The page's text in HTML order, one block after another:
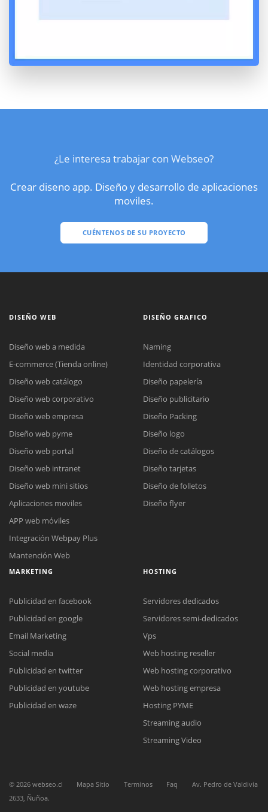
¿Le interesa trabajar con Webseo?
Crear diseno app. Diseño y desarrollo de aplicaciones
moviles.
CUÉNTENOS DE SU PROYECTO
Reunión online
Nuestros ejecutivos le enviarán un correo electrónico con el enlace a
Meet para la reunión online.
Cotización
Chat Online
Todos nuestros ejecutivos están fuera de línea. Complete el formulario
DISEÑO WEB
Diseño web a medida
E-commerce (Tienda online)
Diseño web catálogo
Diseño web corporativo
Diseño web empresa
Diseño web pyme
Diseño web portal
Diseño web intranet
Diseño web mini sitios
Aplicaciones moviles
APP web móviles
Integración Webpay Plus
Mantención Web
DISEÑO GRAFICO
Naming
Identidad corporativa
Diseño papelería
Diseño publicitario
Diseño Packing
Diseño logo
Diseño de catálogos
Diseño tarjetas
Diseño de folletos
Diseño flyer
MARKETING
Publicidad en facebook
Publicidad en google
Email Marketing
Social media
Publicidad en twitter
Publicidad en youtube
Publicidad en waze
HOSTING
Servidores dedicados
Servidores semi-dedicados
Vps
Web hosting reseller
Web hosting corporativo
Web hosting empresa
Hosting PYME
Streaming audio
Streaming Video
© 2026 webseo.cl Mapa Sitio Terminos Faq
Av. Pedro de Valdivia
2633, Ñuñoa.